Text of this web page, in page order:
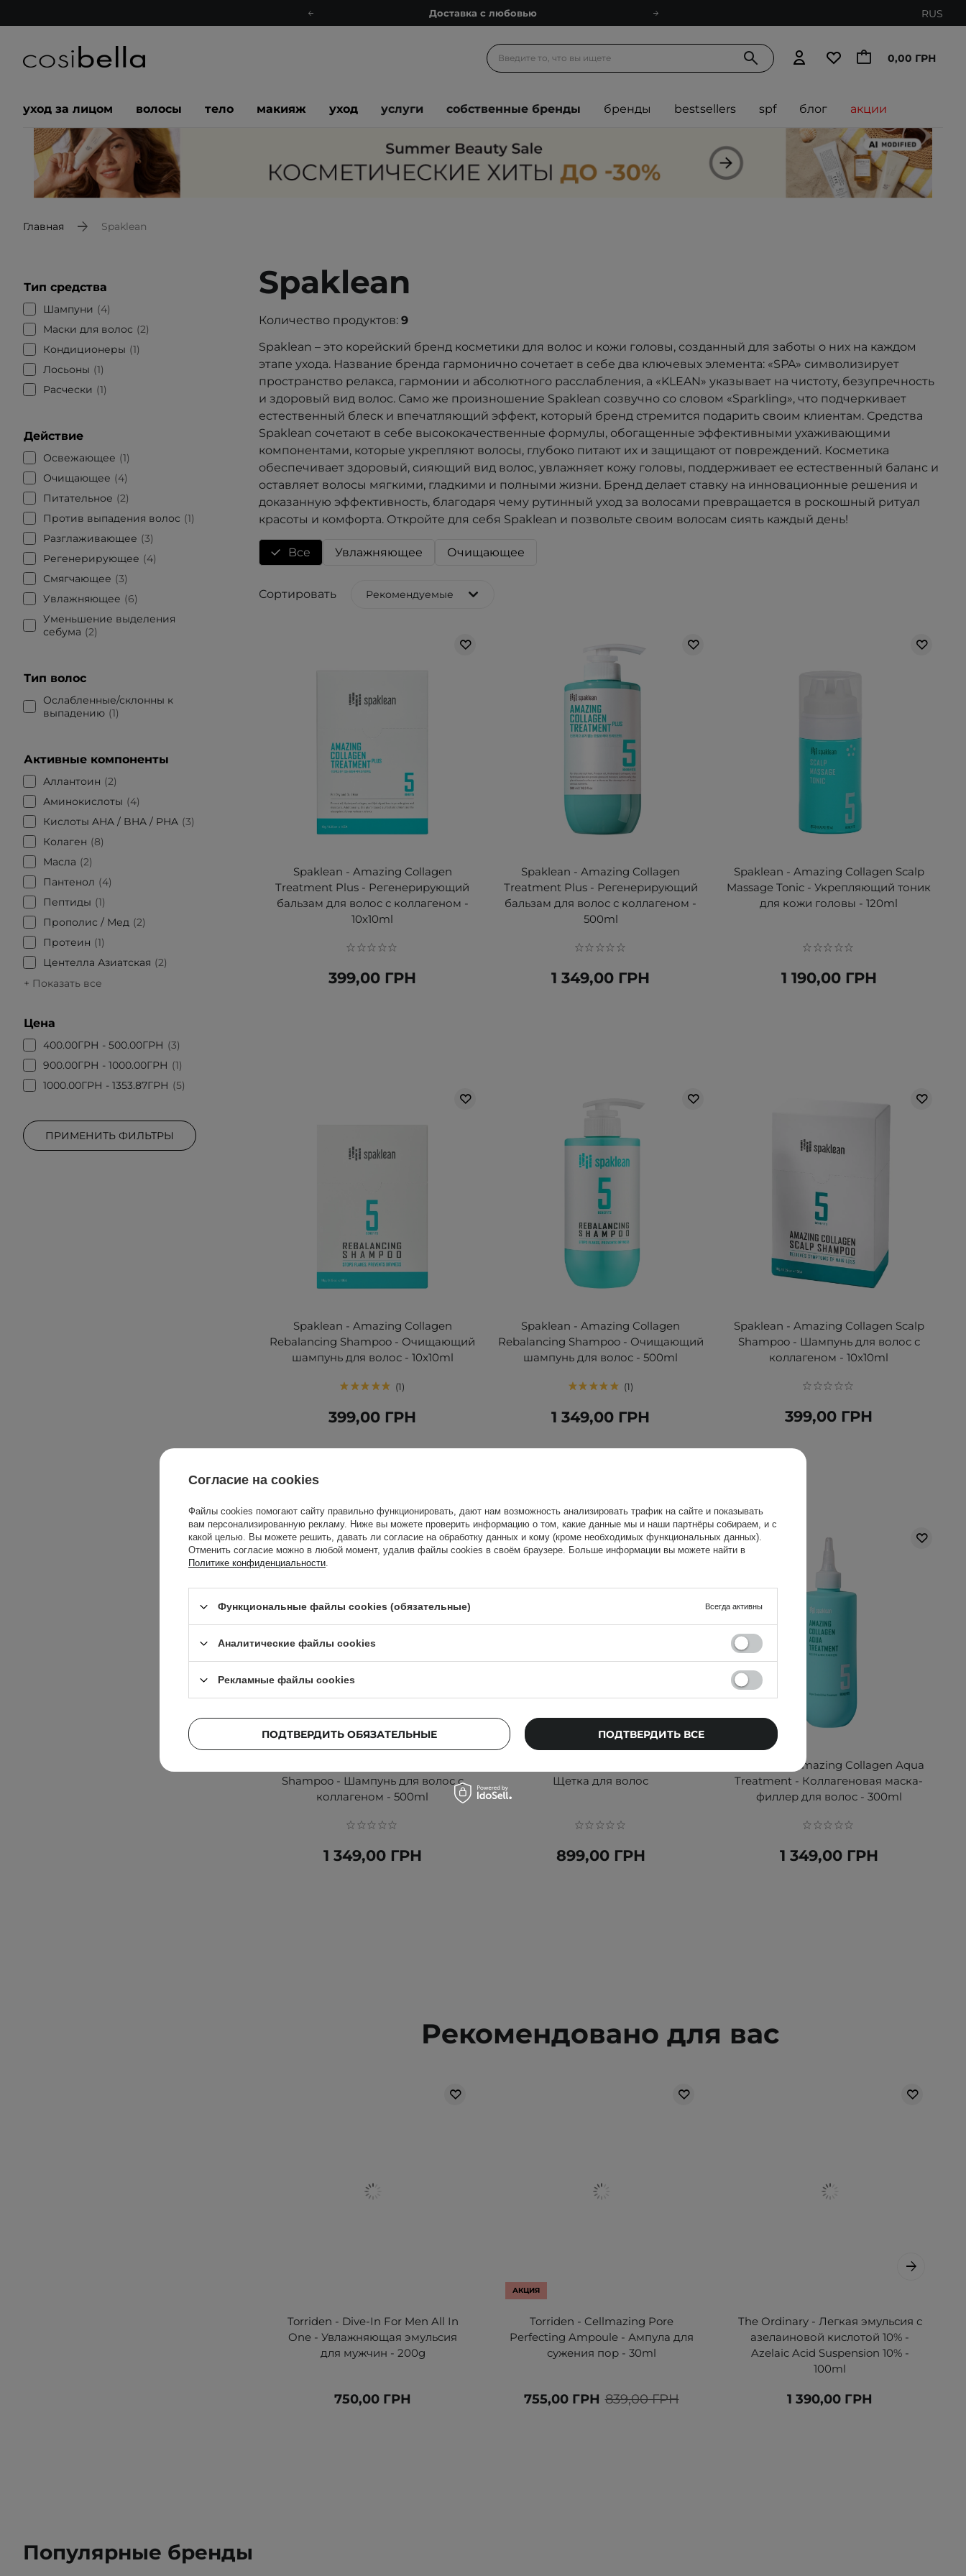
Доставка с любовью
Блог
Познакомимся?
Доставка с любовью
Подарочные карты
RUS
0,00 ГРН
уход за лицом волосы тело макияж уход услуги собственные бренды бренды bestsellers spf блог акции
Главная Spaklean
Тип средства
Шампуни
4
Маски для волос
2
Кондиционеры
1
Лосьоны
1
Расчески
1
Действие
Освежающее
1
Очищающее
4
Питательное
2
Против выпадения волос
1
Разглаживающее
3
Регенерирующее
4
Смягчающее
3
Увлажняющее
6
Уменьшение выделения
себума
2
Тип волос
Ослабленные/склонны к
выпадению 1
Активные компоненты
Аллантоин
2
Аминокислоты
4
Кислоты AHA / BHA / PHA 3
Колаген
8
Масла
2
Пантенол
4
Пептиды
1
Прополис / Мед 2
Протеин
1
Центелла Азиатская
2
+ Показать все
Цена
400.00ГРН - 500.00ГРН
3
900.00ГРН - 1000.00ГРН
1
1000.00ГРН - 1353.87ГРН
5
ПРИМЕНИТЬ ФИЛЬТРЫ
Spaklean
Количество продуктов: 9
Spaklean – это корейский бренд косметики для волос и кожи головы, созданный для заботы о них на каждом
этапе ухода. Название бренда гармонично сочетает в себе два ключевых элемента: «SPA» символизирует
пространство релакса, гармонии и абсолютного расслабления, а «KLEAN» указывает на чистоту, безупречность
и здоровый вид волос. Само же произношение Spaklean созвучно со словом «Sparkling», что подчеркивает
естественный блеск и впечатляющий эффект, который бренд стремится подарить своим клиентам. Средства
Spaklean сочетают в себе высококачественные формулы, обогащенные эффективными ухаживающими
компонентами, которые укрепляют волосы, глубоко питают их и защищают от повреждений. Косметика
обеспечивает здоровый, сияющий вид волос, увлажняет кожу головы, поддерживает ее естественный баланс и
оставляет волосы мягкими, гладкими и полными жизни. Бренд делает ставку на инновационные решения и
доказанную эффективность, благодаря чему рутинный уход за волосами превращается в роскошный ритуал
красоты и комфорта. Откройте для себя Spaklean и позвольте своим волосам сиять каждый день!
Bce Увлажняющее Очищающее
Сортировать Рекомендуемые
Spaklean - Amazing Collagen
Treatment Plus - Регенерирующий
бальзам для волос с коллагеном -
10x10ml
399,00 ГРН
Spaklean - Amazing Collagen
Treatment Plus - Регенерирующий
бальзам для волос с коллагеном -
500ml
1 349,00 ГРН
Spaklean - Amazing Collagen Scalp
Massage Tonic - Укрепляющий тоник
для кожи головы - 120ml
1 190,00 ГРН
Spaklean - Amazing Collagen
Rebalancing Shampoo - Очищающий
шампунь для волос - 10x10ml
1
399,00 ГРН
Spaklean - Amazing Collagen
Rebalancing Shampoo - Очищающий
шампунь для волос - 500ml
1
1 349,00 ГРН
Spaklean - Amazing Collagen Scalp
Shampoo - Шампунь для волос с
коллагеном - 10x10ml
399,00 ГРН
Shampoo - Шампунь для волос с
коллагеном - 500ml
1 349,00 ГРН
Щетка для волос
899,00 ГРН
Spaklean - Amazing Collagen Aqua
Treatment - Коллагеновая маска-
филлер для волос - 300ml
1 349,00 ГРН
Рекомендовано для вас
Torriden - Dive-In For Men All In
One - Увлажняющая эмульсия
для мужчин - 200g
750,00 ГРН
АКЦИЯ
Torriden - Cellmazing Pore
Perfecting Ampoule - Ампула для
сужения пор - 30ml
839,00 ГРН
755,00 ГРН
The Ordinary - Легкая эмульсия с
азелаиновой кислотой 10% -
Azelaic Acid Suspension 10% -
100ml
1 390,00 ГРН
Популярные бренды
Согласие на cookies
Файлы cookies помогают сайту правильно функционировать, дают нам возможность анализировать трафик на сайте и показывать
вам персонализированную рекламу. Ниже вы можете проверить информацию о том, какие данные мы и наши партнёры собираем, и с
какой целью. Вы можете решить, давать ли согласие на обработку данных и кому (кроме необходимых функциональных данных).
Отменить согласие можно в любой момент, удалив файлы cookies в своём браузере. Больше информации вы можете найти в
Политике конфиденциальности.
Функциональные файлы cookies (обязательные) Всегда активны
Аналитические файлы cookies
Рекламные файлы cookies
ПОДТВЕРДИТЬ ОБЯЗАТЕЛЬНЫЕ ПОДТВЕРДИТЬ ВСЕ